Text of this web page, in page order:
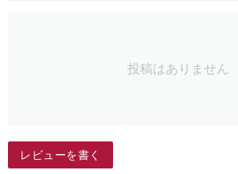
投稿はありません
レビューを書く